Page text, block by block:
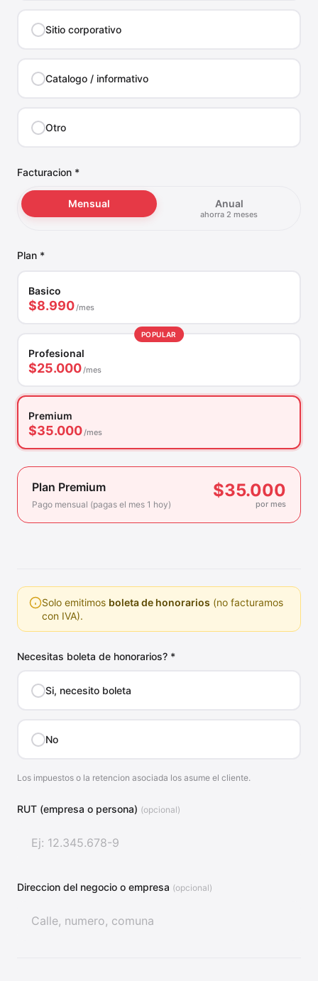
Sitio corporativo
Catalogo / informativo
Otro
Facturacion *
Mensual Anual
ahorra 2 meses
Plan *
Basico
$8.990 /mes
POPULAR
Profesional
$25.000 /mes
Premium
$35.000 /mes
Plan Premium
Pago mensual (pagas el mes 1 hoy)
$35.000
por mes
Solo emitimos boleta de honorarios (no facturamos
con IVA).
Necesitas boleta de honorarios? *
Si, necesito boleta
No
Los impuestos o la retencion asociada los asume el cliente.
RUT (empresa o persona) (opcional)
Direccion del negocio o empresa (opcional)